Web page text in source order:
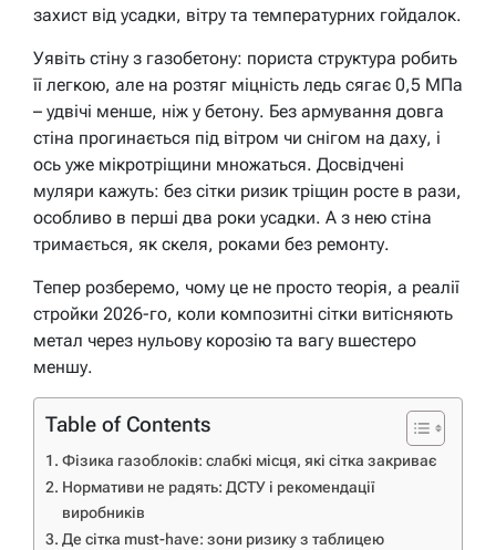
захист від усадки, вітру та температурних гойдалок.
Уявіть стіну з газобетону: пориста структура робить
її легкою, але на розтяг міцність ледь сягає 0,5 МПа
– удвічі менше, ніж у бетону. Без армування довга
стіна прогинається під вітром чи снігом на даху, і
ось уже мікротріщини множаться. Досвідчені
муляри кажуть: без сітки ризик тріщин росте в рази,
особливо в перші два роки усадки. А з нею стіна
тримається, як скеля, роками без ремонту.
Тепер розберемо, чому це не просто теорія, а реалії
стройки 2026-го, коли композитні сітки витісняють
метал через нульову корозію та вагу вшестеро
меншу.
Table of Contents
Фізика газоблоків: слабкі місця, які сітка закриває
Нормативи не радять: ДСТУ і рекомендації
виробників
Де сітка must-have: зони ризику з таблицею